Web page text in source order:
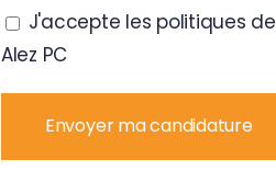
laisser
ce
champ
J'accepte les politiques
Alez PC